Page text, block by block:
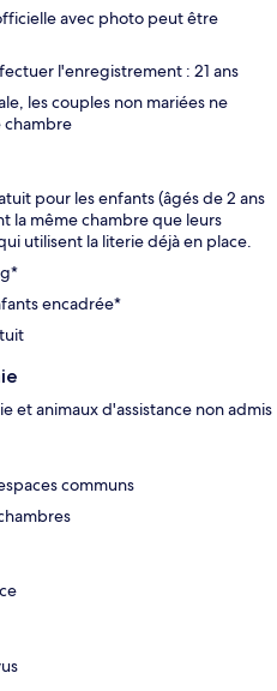
avec photo peut être
l'enregistrement : 21 ans
les couples non mariées ne
chambre
pour les enfants (âgés de 2 ans
la même chambre que leurs
utilisent la literie déjà en place.
encadrée*
et animaux d'assistance non admis
communs